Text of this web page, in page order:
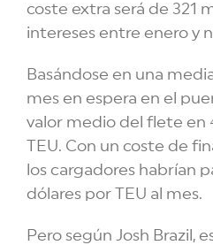
coste extra será de 321
intereses entre enero y
Basándose en una
mes en espera en el
valor medio del flete en
TEU. Con un coste de
los cargadores habrían
dólares por TEU al mes.
Pero según Josh Brazil,